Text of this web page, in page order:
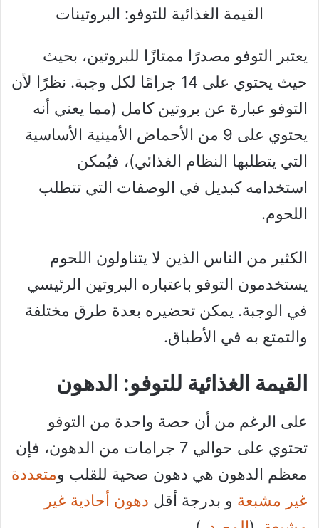
القيمة الغذائية للتوفو: البروتينات
يعتبر التوفو مصدرًا ممتازًا للبروتين، بحيث
حيث يحتوي على 14 جرامًا لكل وجبة. نظرًا لأن
التوفو عبارة عن بروتين كامل (مما يعني أنه
يحتوي على 9 من الأحماض الأمينية الأساسية
التي يتطلبها النظام الغذائي)، فيُمكن
استخدامه كبديل في الوصفات التي تتطلب
اللحوم.
الكثير من الناس الذين لا يتناولون اللحوم
يستخدمون التوفو باعتباره البروتين الرئيسي
في الوجبة. يمكن تحضيره بعدة طرق مختلفة
والتمتع به في الأطباق.
القيمة الغذائية للتوفو: الدهون
على الرغم من أن حصة واحدة من التوفو
تحتوي على حوالي 7 جرامات من الدهون، فإن
معظم الدهون هي دهون صحية للقلب ومتعددة
غير مشبعة و بدرجة أقل دهون أحادية غير